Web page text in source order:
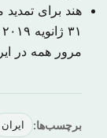
هند برای
۳۱ ژانویه ۲۰۱۹
مرور همه در
برچسب‌ها: ایران